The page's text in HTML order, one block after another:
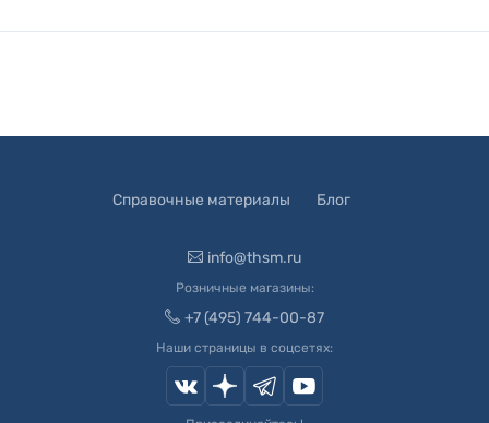
Справочные материалы Блог
info@thsm.ru
Розничные магазины:
+7 (495) 744-00-87
Наши страницы в соцсетях: